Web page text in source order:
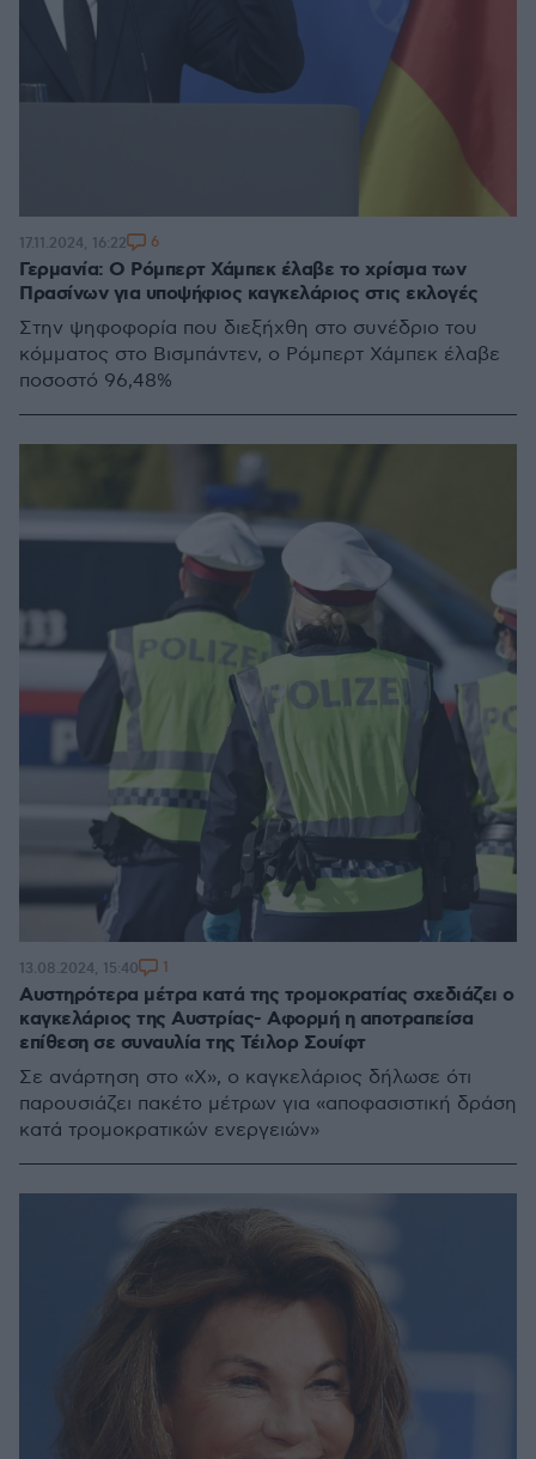
Γερμανία: Ο Ρόμπερτ Χάμπεκ έλαβε το χρίσμα των
Πρασίνων για υποψήφιος καγκελάριος στις εκλογές
Στην ψηφοφορία που διεξήχθη στο συνέδριο του
κόμματος στο Βισμπάντεν, ο Ρόμπερτ Χάμπεκ έλαβε
ποσοστό 96,48%
17.11.2024, 16:22 6
Αυστηρότερα μέτρα κατά της τρομοκρατίας σχεδιάζει ο
καγκελάριος της Αυστρίας- Αφορμή η αποτραπείσα
επίθεση σε συναυλία της Τέιλορ Σουίφτ
Σε ανάρτηση στο «Χ», ο καγκελάριος δήλωσε ότι
παρουσιάζει πακέτο μέτρων για «αποφασιστική δράση
κατά τρομοκρατικών ενεργειών»
13.08.2024, 15:40 1